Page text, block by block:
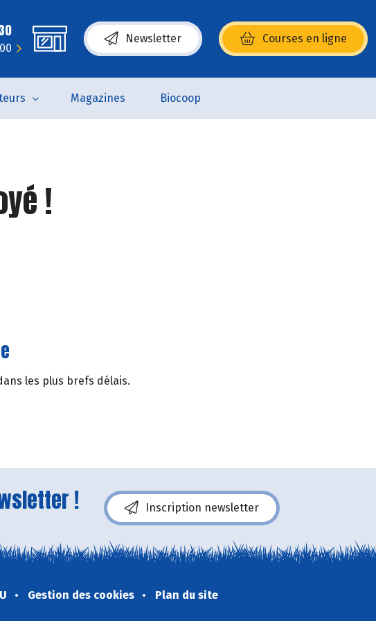
Newsletter Courses en ligne
(s’ouvre dans une nouvelle fenêtre)
Magazines Biocoop
!
les plus brefs délais.
! Inscription newsletter
Gestion des cookies Plan du site